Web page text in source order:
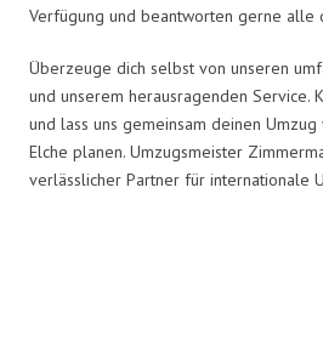
Verfügung und beantworten gerne alle
Überzeuge dich selbst von unseren
und unserem herausragenden Service.
und lass uns gemeinsam deinen
Elche planen. Umzugsmeister
verlässlicher Partner für internationale